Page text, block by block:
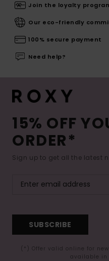
Join the loyalty
Our eco-friendly
100% secure payment
Need help?
15% OFF
ORDER*
Sign up to get all the latest
SUBSCRIBE
(*) Offer valid online for
available in